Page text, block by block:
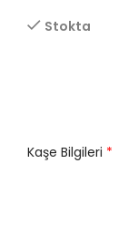
Stokta
Kaşe Bilgileri *